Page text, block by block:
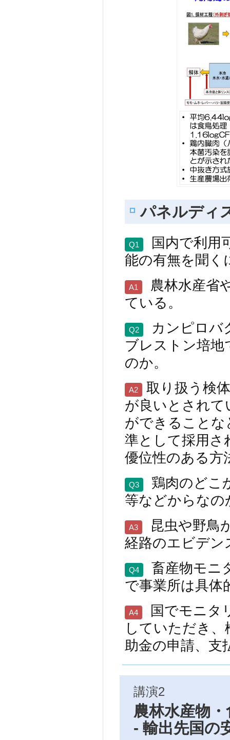
パネルディ
Q1
国内で利用
能の有無を聞く
A1
農林水産省
ている。
Q2
カンピロバ
ブレストン培地
のか。
A2
取り扱う検
が良いとされて
ができることな
準として採用さ
優位性のある方
Q3
鶏肉のどこ
等などからなの
A3
昆虫や野鳥
経路のエビデン
Q4
畜産物モニ
で事業所は具体
A4
国でモニタ
していただき
助金の申請、支
講演2
農林水産物
- 輸出先国の